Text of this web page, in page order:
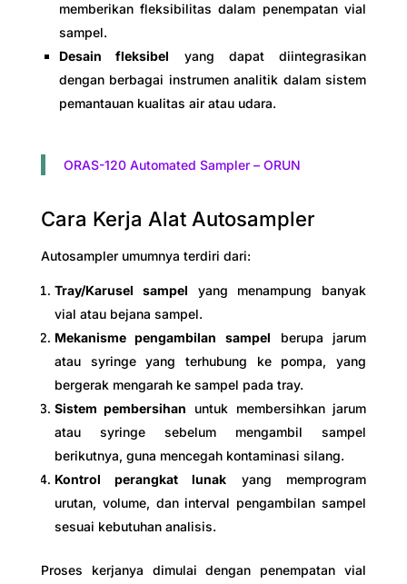
memberikan fleksibilitas dalam penempatan vial
sampel.
Desain fleksibel yang dapat diintegrasikan
dengan berbagai instrumen analitik dalam sistem
pemantauan kualitas air atau udara.
ORAS-120 Automated Sampler – ORUN
Cara Kerja Alat Autosampler
Autosampler umumnya terdiri dari:
Tray/Karusel sampel yang menampung banyak
vial atau bejana sampel.
Mekanisme pengambilan sampel berupa jarum
atau syringe yang terhubung ke pompa, yang
bergerak mengarah ke sampel pada tray.
Sistem pembersihan untuk membersihkan jarum
atau syringe sebelum mengambil sampel
berikutnya, guna mencegah kontaminasi silang.
Kontrol perangkat lunak yang memprogram
urutan, volume, dan interval pengambilan sampel
sesuai kebutuhan analisis.
Proses kerjanya dimulai dengan penempatan vial